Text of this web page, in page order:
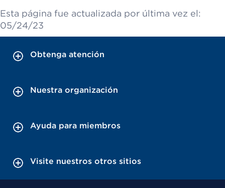
Esta página fue actualizada por última vez el:
05/24/23
Obtenga atención
Nuestra organización
Ayuda para miembros
Visite nuestros otros sitios